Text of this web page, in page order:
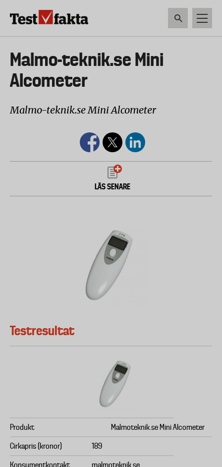
Huvudmeny
ny
Malmo-teknik.se Mini
Alcometer
Malmo-teknik.se Mini Alcometer
LÄS SENARE
Testresultat
Produkt Malmoteknik.se Mini Alcometer
Cirkapris (kronor) 189
Konsumentkontakt malmoteknik.se